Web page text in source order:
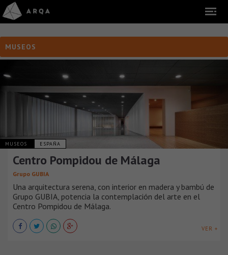
MUSEOS
MUSEOS ESPAÑA
Centro Pompidou de Málaga
Grupo GUBIA
Una arquitectura serena, con interior en madera y bambú de
Grupo GUBIA, potencia la contemplación del arte en el
Centro Pompidou de Málaga.
VER +